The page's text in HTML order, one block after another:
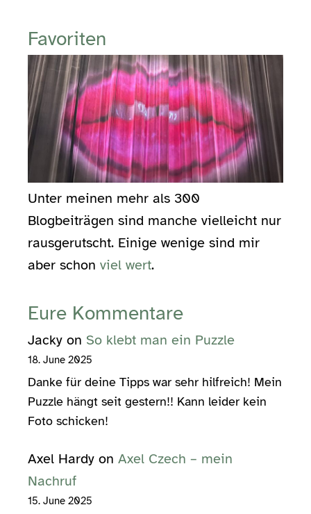
Favoriten
Unter meinen mehr als 300
Blogbeiträgen sind manche vielleicht nur
rausgerutscht. Einige wenige sind mir
aber schon viel wert.
Eure Kommentare
Jacky on So klebt man ein Puzzle
18. June 2025
Danke für deine Tipps war sehr hilfreich! Mein
Puzzle hängt seit gestern!! Kann leider kein
Foto schicken!
Axel Hardy on Axel Czech – mein
Nachruf
15. June 2025